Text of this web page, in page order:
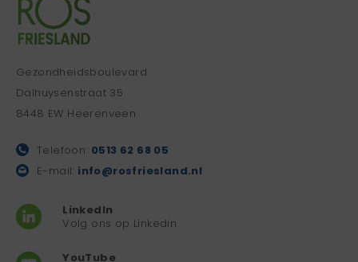
Gezondheidsboulevard
Dalhuysenstraat 35
8448 EW Heerenveen
Telefoon: 0513 62 68 05
E-mail: info@rosfriesland.nl
LinkedIn
Volg ons op Linkedin
YouTube